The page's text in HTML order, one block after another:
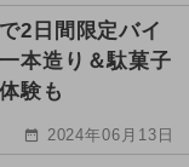
2日間限定バイ
本造り＆駄菓子
験も
2024年06月13日